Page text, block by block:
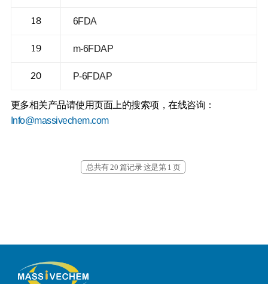
18 6FDA
19 m-6FDAP
20 P-6FDAP
更多相关产品请使用页面上的搜索项，在线咨询：
Info@massivechem.com
总共有 20 篇记录 这是第 1 页